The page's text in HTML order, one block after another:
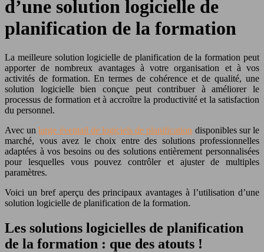
d’une solution logicielle de
planification de la formation
La meilleure solution logicielle de planification de la formation peut
apporter de nombreux avantages à votre organisation et à vos
activités de formation. En termes de cohérence et de qualité, une
solution logicielle bien conçue peut contribuer à améliorer le
processus de formation et à accroître la productivité et la satisfaction
du personnel.
Avec unlarge éventail de logiciels de planification disponibles sur le
marché, vous avez le choix entre des solutions professionnelles
adaptées à vos besoins ou des solutions entièrement personnalisées
pour lesquelles vous pouvez contrôler et ajuster de multiples
paramètres.
Voici un bref aperçu des principaux avantages à l’utilisation d’une
solution logicielle de planification de la formation.
Les solutions logicielles de planification
de la formation : que des atouts !